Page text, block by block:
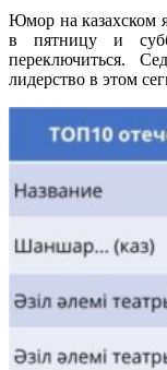
Юмор на казахском
в пятницу и
переключиться.
лидерство в этом